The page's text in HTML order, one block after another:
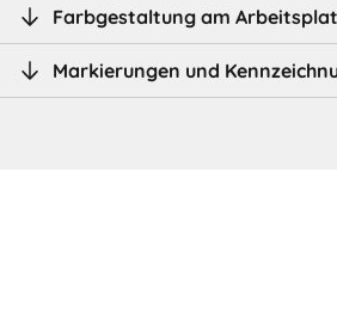
Farbgestaltung am
Markierungen und